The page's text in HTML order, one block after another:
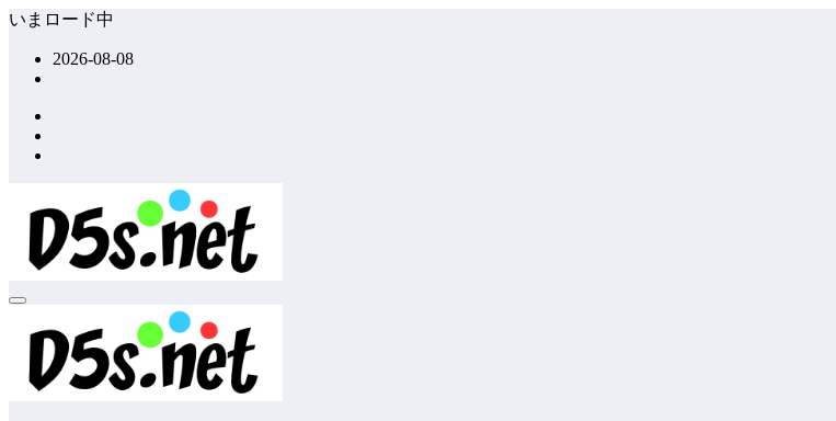
コ
いまロード中
2026-08-08